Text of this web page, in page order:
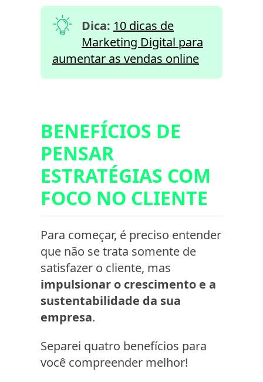
Dica: 10 dicas de
Marketing Digital para
aumentar as vendas online
BENEFÍCIOS DE
PENSAR
ESTRATÉGIAS COM
FOCO NO CLIENTE
Para começar, é preciso entender
que não se trata somente de
satisfazer o cliente, mas
impulsionar o crescimento e a
sustentabilidade da sua
empresa.
Separei quatro benefícios para
você compreender melhor!